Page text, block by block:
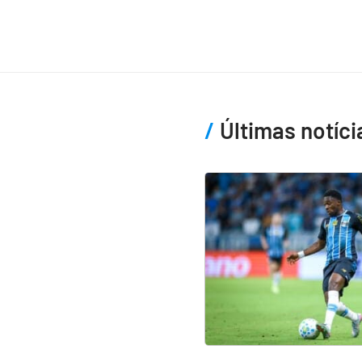
Últimas